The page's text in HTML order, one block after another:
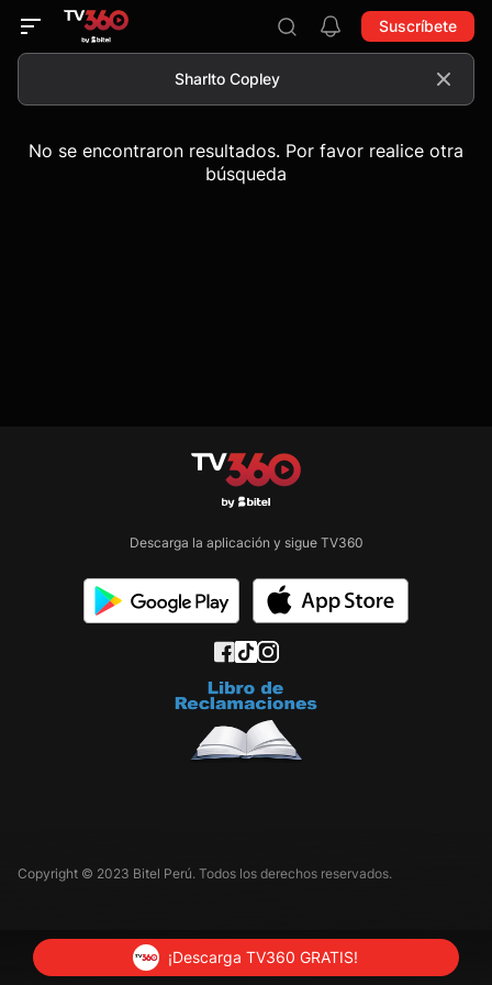
Suscríbete
No se encontraron resultados. Por favor realice otra
búsqueda
Descarga la aplicación y sigue TV360
Copyright © 2023 Bitel Perú. Todos los derechos reservados.
¡Descarga TV360 GRATIS!